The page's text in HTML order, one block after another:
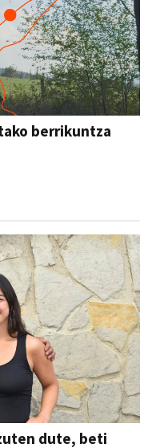
berrikuntza
dute, beti